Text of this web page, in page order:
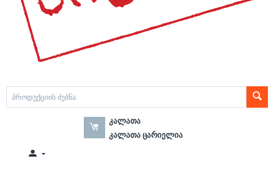
ᲙᲐᲚᲐᲗᲐ
კალათა ცარიელია